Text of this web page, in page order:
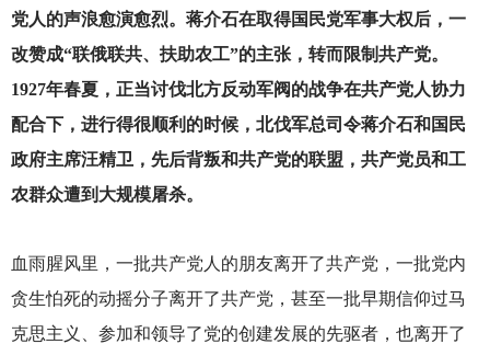
党人的声浪愈演愈烈。蒋介石在取得国民党军事大权后，一
改赞成“联俄联共、扶助农工”的主张，转而限制共产党。
1927年春夏，正当讨伐北方反动军阀的战争在共产党人协力
配合下，进行得很顺利的时候，北伐军总司令蒋介石和国民
政府主席汪精卫，先后背叛和共产党的联盟，共产党员和工
农群众遭到大规模屠杀。
血雨腥风里，一批共产党人的朋友离开了共产党，一批党内
贪生怕死的动摇分子离开了共产党，甚至一批早期信仰过马
克思主义、参加和领导了党的创建发展的先驱者，也离开了